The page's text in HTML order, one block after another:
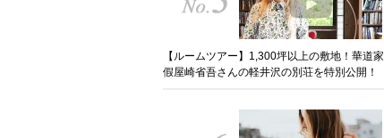
【ルームツアー】1,300坪以上の敷地！華道家
假屋崎省吾さんの軽井沢の別荘を特別公開！